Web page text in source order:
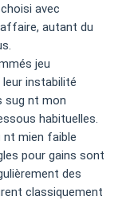
avec
affaire, autant du
jeu
instabilité
sug nt mon
habituelles.
mien faible
pour gains sont
des
classiquement